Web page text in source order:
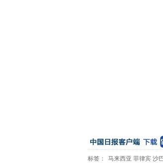
标签： 马来西亚 菲律宾 沙